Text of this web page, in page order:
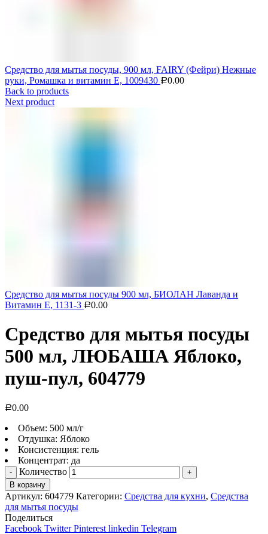
Средство для мытья посуды, 900 мл, FAIRY (Фейри) Нежные
руки, Ромашка и витамин Е, 1009430 Р0.00
Back to products
Next product
Средство для мытья посуды 900 мл, БИОЛАН Лаванда и
Витамин Е, 1131-3 Р0.00
Средство для мытья посуды
500 мл, ЛЮБАША Яблоко,
пуш-пул, 604779
Р0.00
Объем: 500 мл/г
Отдушка: Яблоко
Консистенция: гель
Концентрат: да
Количество
В корзину
Артикул: 604779 Категории: Средства для кухни, Средства
для мытья посуды
Поделиться
Facebook Twitter Pinterest linkedin Telegram